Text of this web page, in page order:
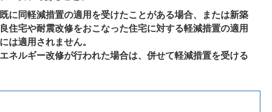
に同軽減措置の適用を受けたことがある場合、または新築
住宅や耐震改修をおこなった住宅に対する軽減措置の適用
は適用されません。
ネルギー改修が行われた場合は、併せて軽減措置を受ける